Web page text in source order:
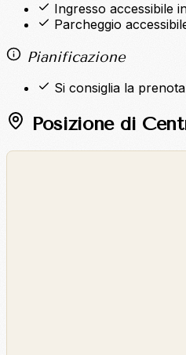
Ingresso accessibile
Parcheggio
Pianificazione
Si consiglia la
Posizione di